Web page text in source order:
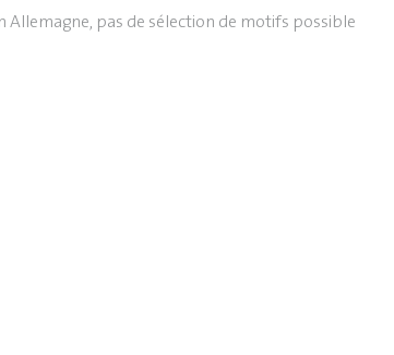
Allemagne, pas de sélection de motifs possible